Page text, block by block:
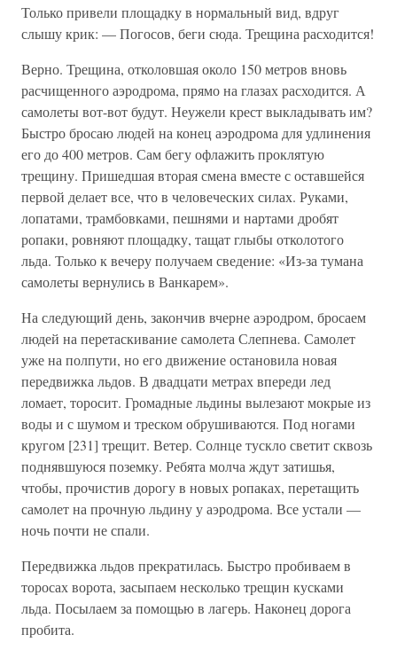
Только привели площадку в нормальный вид, вдруг
слышу крик: — Погосов, беги сюда. Трещина расходится!
Верно. Трещина, отколовшая около 150 метров вновь
расчищенного аэродрома, прямо на глазах расходится. А
самолеты вот-вот будут. Неужели крест выкладывать им?
Быстро бросаю людей на конец аэродрома для удлинения
его до 400 метров. Сам бегу офлажить проклятую
трещину. Пришедшая вторая смена вместе с оставшейся
первой делает все, что в человеческих силах. Руками,
лопатами, трамбовками, пешнями и нартами дробят
ропаки, ровняют площадку, тащат глыбы отколотого
льда. Только к вечеру получаем сведение: «Из-за тумана
самолеты вернулись в Ванкарем».
На следующий день, закончив вчерне аэродром, бросаем
людей на перетаскивание самолета Слепнева. Самолет
уже на полпути, но его движение остановила новая
передвижка льдов. В двадцати метрах впереди лед
ломает, торосит. Громадные льдины вылезают мокрые из
воды и с шумом и треском обрушиваются. Под ногами
кругом [231] трещит. Ветер. Солнце тускло светит сквозь
поднявшуюся поземку. Ребята молча ждут затишья,
чтобы, прочистив дорогу в новых ропаках, перетащить
самолет на прочную льдину у аэродрома. Все устали —
ночь почти не спали.
Передвижка льдов прекратилась. Быстро пробиваем в
торосах ворота, засыпаем несколько трещин кусками
льда. Посылаем за помощью в лагерь. Наконец дорога
пробита.